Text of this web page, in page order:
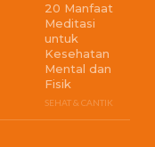
20 Manfaat
Meditasi
untuk
Kesehatan
Mental dan
Fisik
SEHAT & CANTIK